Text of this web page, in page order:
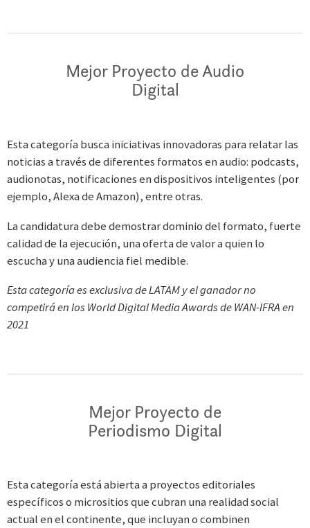
Mejor Proyecto de Audio
Digital
Esta categoría busca iniciativas innovadoras para relatar las
noticias a través de diferentes formatos en audio: podcasts,
audionotas, notificaciones en dispositivos inteligentes (por
ejemplo, Alexa de Amazon), entre otras.
La candidatura debe demostrar dominio del formato, fuerte
calidad de la ejecución, una oferta de valor a quien lo
escucha y una audiencia fiel medible.
Esta categoría es exclusiva de LATAM y el ganador no
competirá en los World Digital Media Awards de WAN-IFRA en
2021
Mejor Proyecto de
Periodismo Digital
Esta categoría está abierta a proyectos editoriales
específicos o micrositios que cubran una realidad social
actual en el continente, que incluyan o combinen